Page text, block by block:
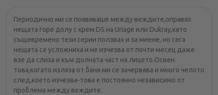
Периодично ми се появяваше между веждите,оправях
нещата горе долу с крем DS на Uriage или Dukray,като
същевремено тези серии ползвах и за миене, но сега
нещата се усложниха и не изчезва от почти месец даже
взе да слиза и към долната част на лицето.Освен
това,когато изляза от баня ми се зачервява и много челото
след,което изчезва-това е постоянно независимо от
проблема между веждите.